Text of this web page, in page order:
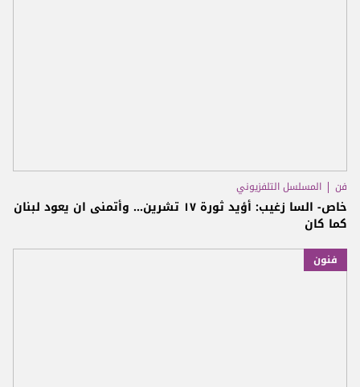
فن المسلسل التلفزيوني
خاص- السا زغيب: أؤيد ثورة ١٧ تشرين... وأتمنى ان يعود لبنان
كما كان
فنون